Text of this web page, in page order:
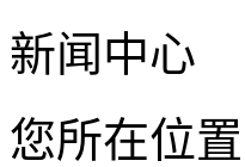
新闻中心
您所在位置